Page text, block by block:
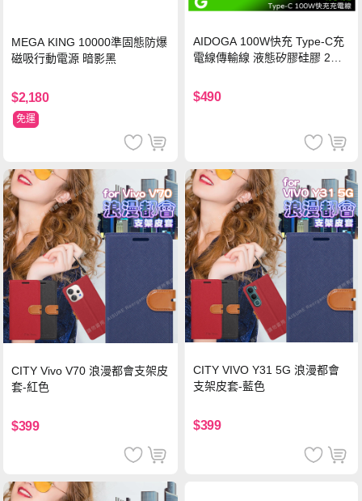
MEGA KING 10000準固態防爆
磁吸行動電源 暗影黑
$2,180
免運
AIDOGA 100W快充 Type-C充
電線傳輸線 液態矽膠硅膠 2M
$490
CITY Vivo V70 浪漫都會支架皮
套-紅色
$399
CITY VIVO Y31 5G 浪漫都會
支架皮套-藍色
$399